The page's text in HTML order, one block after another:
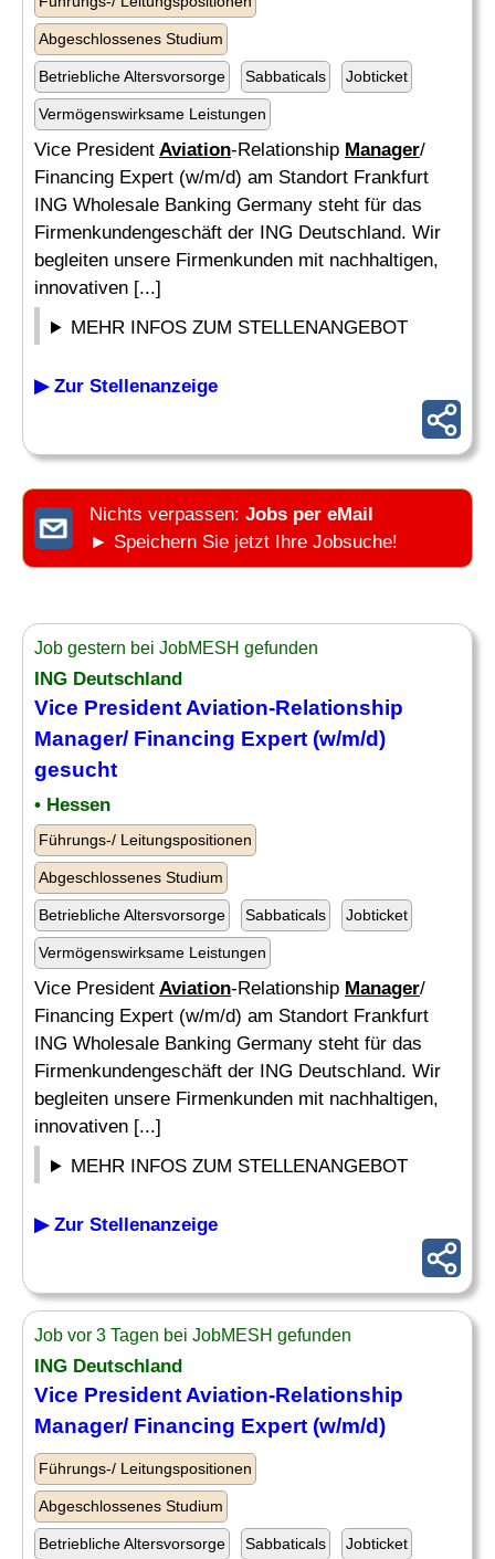
Abgeschlossenes Studium
Betriebliche Altersvorsorge Sabbaticals Jobticket
Vermögenswirksame Leistungen
Vice President Aviation-Relationship Manager/
Financing Expert (w/m/d) am Standort Frankfurt
ING Wholesale Banking Germany steht für das
Firmenkundengeschäft der ING Deutschland. Wir
begleiten unsere Firmenkunden mit nachhaltigen,
innovativen [...]
MEHR INFOS ZUM STELLENANGEBOT
▶ Zur Stellenanzeige
Nichts verpassen: Jobs per eMail
► Speichern Sie jetzt Ihre Jobsuche!
Job gestern bei JobMESH gefunden
ING Deutschland
Vice President Aviation-Relationship
Manager/ Financing Expert (w/m/d)
gesucht
• Hessen
Führungs-/ Leitungspositionen
Abgeschlossenes Studium
Betriebliche Altersvorsorge Sabbaticals Jobticket
Vermögenswirksame Leistungen
Vice President Aviation-Relationship Manager/
Financing Expert (w/m/d) am Standort Frankfurt
ING Wholesale Banking Germany steht für das
Firmenkundengeschäft der ING Deutschland. Wir
begleiten unsere Firmenkunden mit nachhaltigen,
innovativen [...]
MEHR INFOS ZUM STELLENANGEBOT
▶ Zur Stellenanzeige
Job vor 3 Tagen bei JobMESH gefunden
ING Deutschland
Vice President Aviation-Relationship
Manager/ Financing Expert (w/m/d)
Führungs-/ Leitungspositionen
Abgeschlossenes Studium
Betriebliche Altersvorsorge Sabbaticals Jobticket